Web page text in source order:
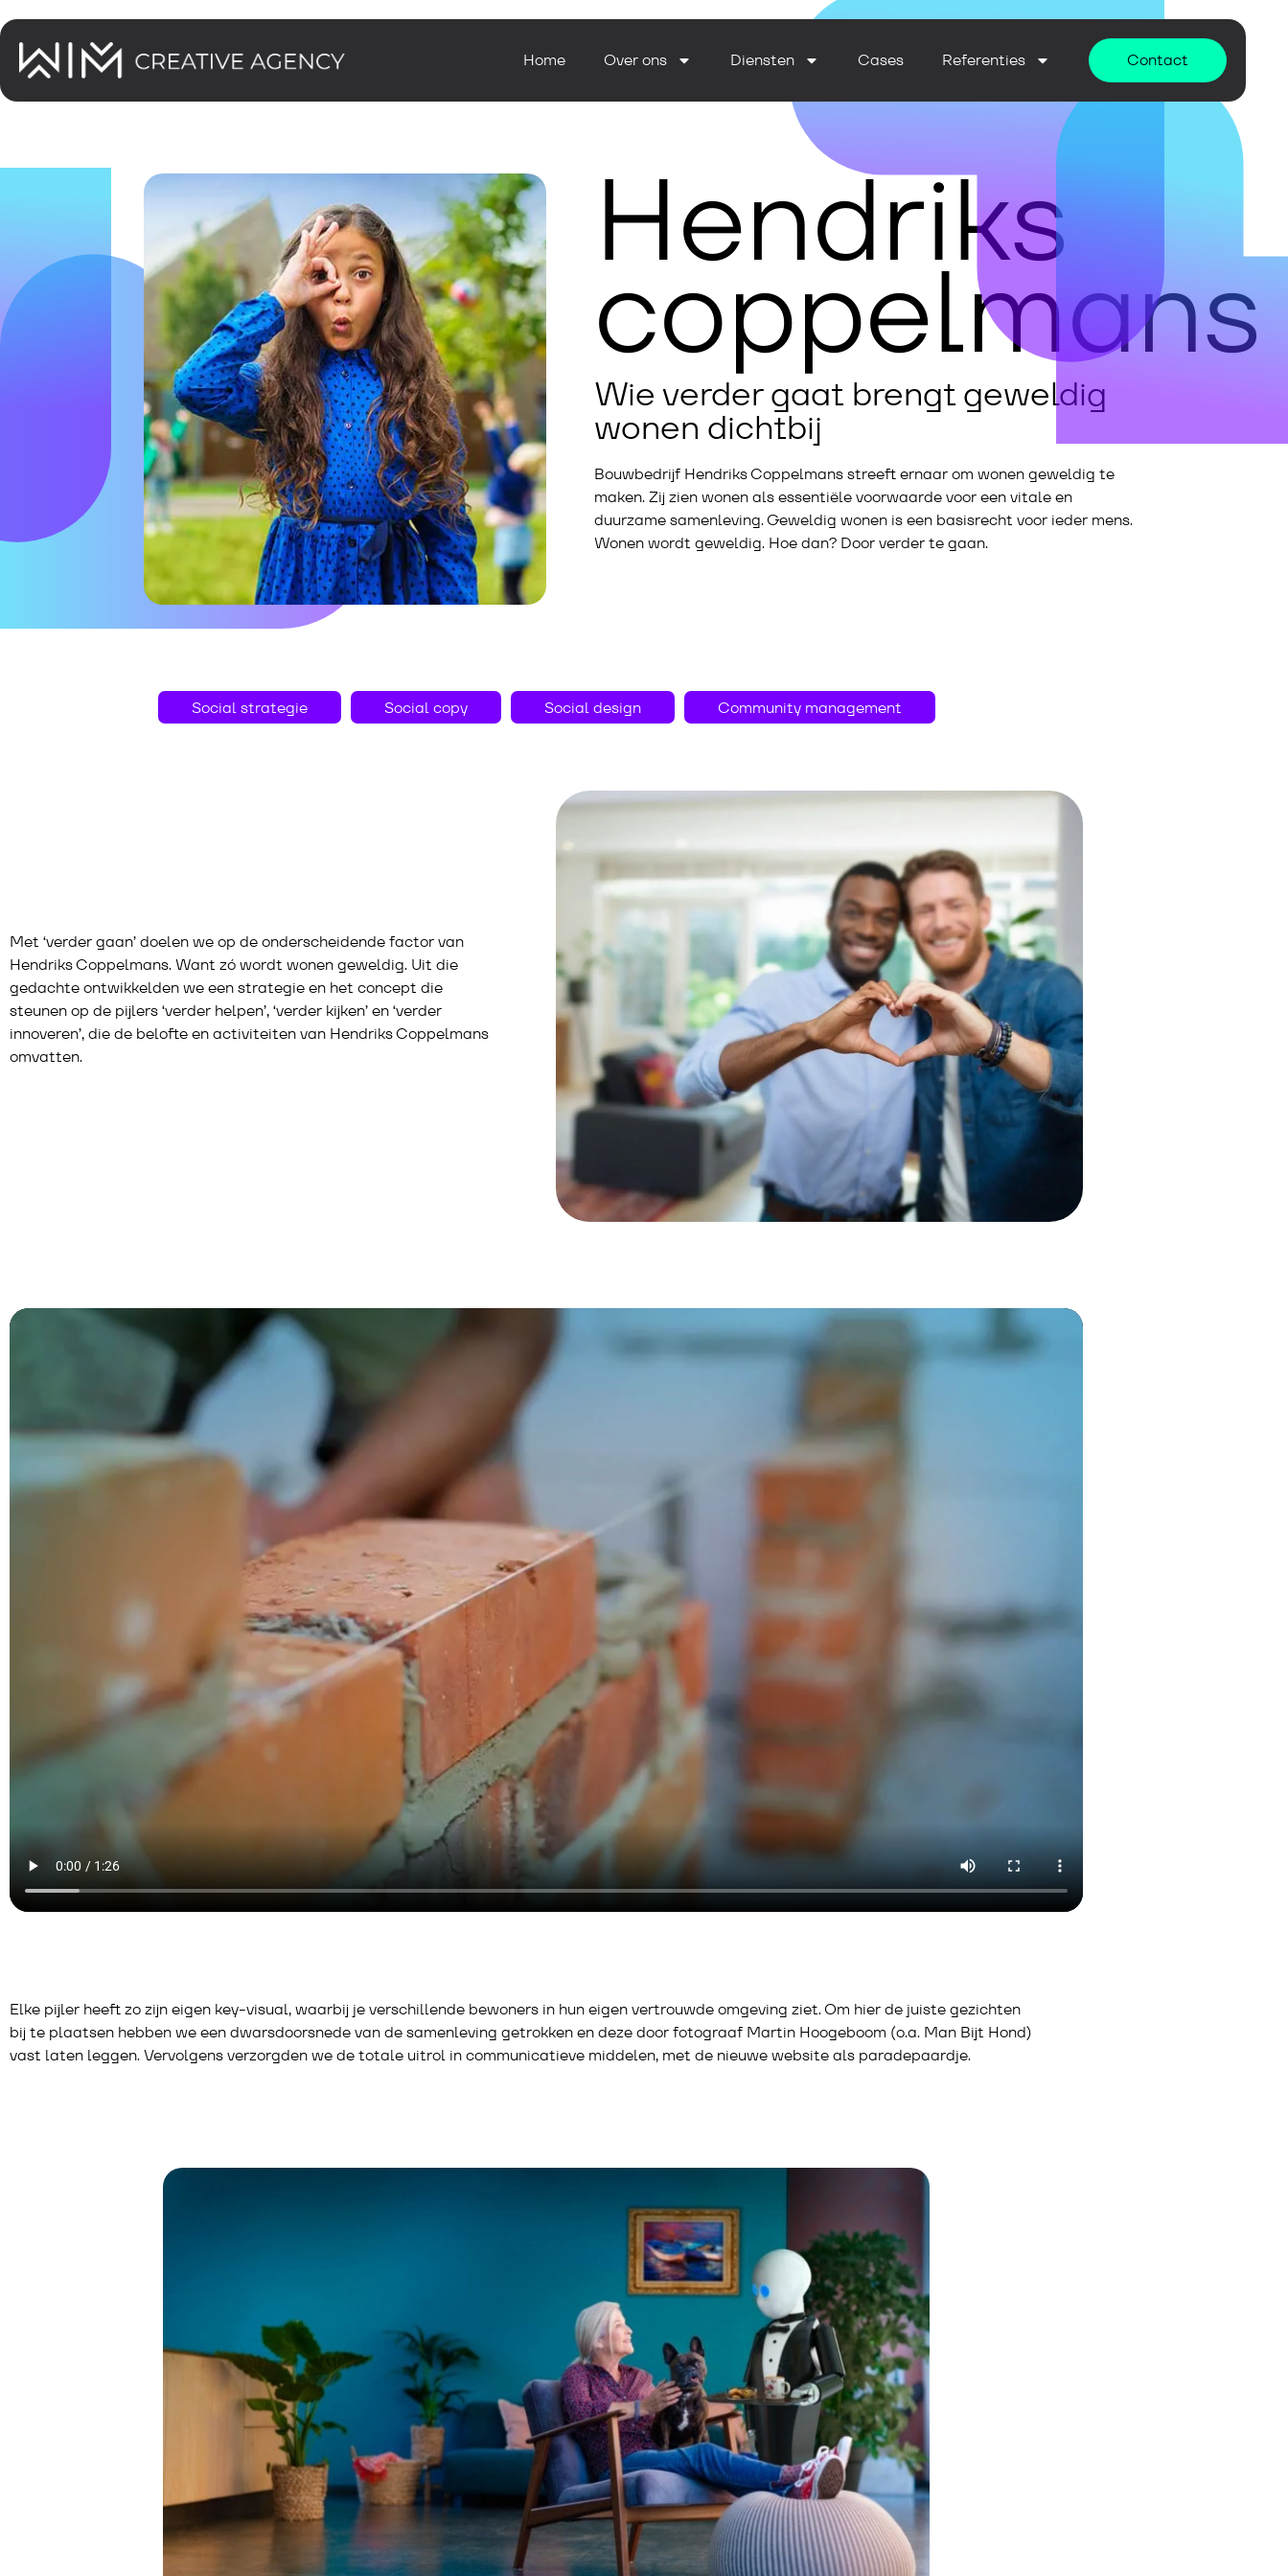
Home Over ons Diensten Cases Referenties Contact
Hendriks
coppelmans
Wie verder gaat brengt geweldig
wonen dichtbij
Bouwbedrijf Hendriks Coppelmans streeft ernaar om wonen geweldig te
maken. Zij zien wonen als essentiële voorwaarde voor een vitale en
duurzame samenleving. Geweldig wonen is een basisrecht voor ieder mens.
Wonen wordt geweldig. Hoe dan? Door verder te gaan.
Social strategie Social copy Social design Community management
Met ‘verder gaan’ doelen we op de onderscheidende factor van
Hendriks Coppelmans. Want zó wordt wonen geweldig. Uit die
gedachte ontwikkelden we een strategie en het concept die
steunen op de pijlers ‘verder helpen’, ‘verder kijken’ en ‘verder
innoveren’, die de belofte en activiteiten van Hendriks Coppelmans
omvatten.
Elke pijler heeft zo zijn eigen key-visual, waarbij je verschillende bewoners in hun eigen vertrouwde omgeving ziet. Om hier de juiste gezichten
bij te plaatsen hebben we een dwarsdoorsnede van de samenleving getrokken en deze door fotograaf Martin Hoogeboom (o.a. Man Bijt Hond)
vast laten leggen. Vervolgens verzorgden we de totale uitrol in communicatieve middelen, met de nieuwe website als paradepaardje.